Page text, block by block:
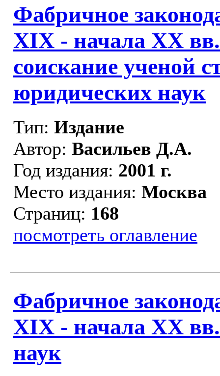
Фабричное
XIX - начала XX
соискание ученой
юридических наук
Тип: Издание
Автор: Васильев Д.А.
Год издания: 2001 г.
Место издания: Москва
Страниц: 168
посмотреть оглавление
Фабричное
XIX - начала ХХ
наук